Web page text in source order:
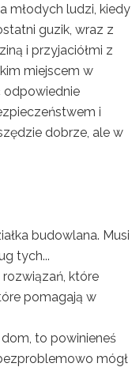
młodych ludzi, kiedy
guzik, wraz z
i przyjaciółmi z
miejscem w
odpowiednie
i
dobrze, ale w
budowlana. Musi
tych...
które
pomagają w
dom, to powinieneś
mógł